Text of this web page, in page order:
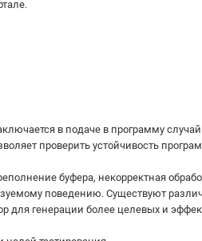
в подаче в программу
проверить устойчивость
буфера, некорректная
поведению. Существуют
для генерации более целевых и